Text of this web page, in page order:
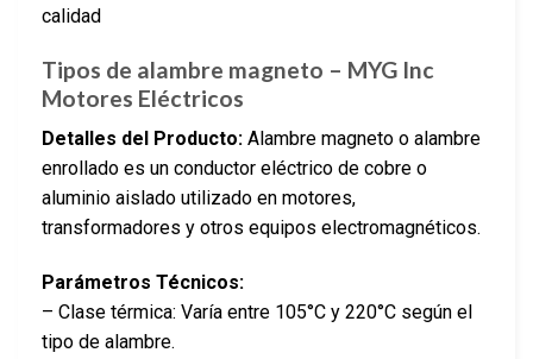
calidad
Tipos de alambre magneto – MYG Inc
Motores Eléctricos
Detalles del Producto: Alambre magneto o alambre
enrollado es un conductor eléctrico de cobre o
aluminio aislado utilizado en motores,
transformadores y otros equipos electromagnéticos.
Parámetros Técnicos:
– Clase térmica: Varía entre 105°C y 220°C según el
tipo de alambre.